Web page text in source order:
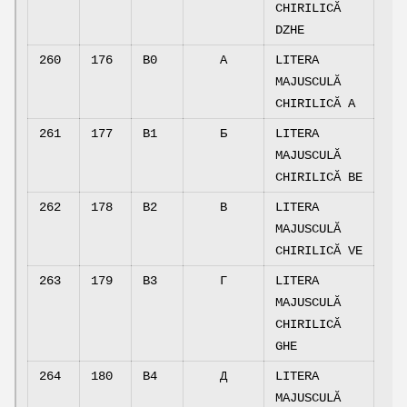
CHIRILICĂ
DZHE
260 176 B0 А
LITERA
MAJUSCULĂ
CHIRILICĂ A
261 177 B1 Б
LITERA
MAJUSCULĂ
CHIRILICĂ BE
262 178 B2 В
LITERA
MAJUSCULĂ
CHIRILICĂ VE
263 179 B3 Г
LITERA
MAJUSCULĂ
CHIRILICĂ
GHE
264 180 B4 Д
LITERA
MAJUSCULĂ